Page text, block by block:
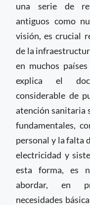
una serie de
antiguos como
visión, es crucial
de la
en muchos
explica el
considerable de
atención sanitaria
fundamentales,
personal y la falta
electricidad y
esta forma, es
abordar, en
necesidades